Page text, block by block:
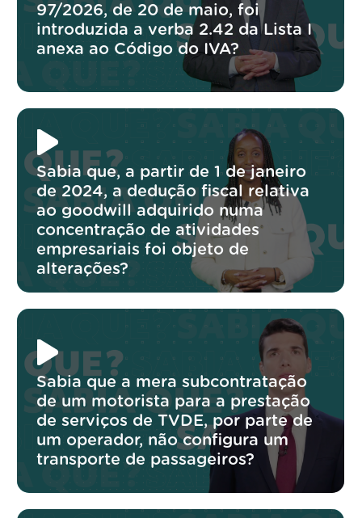
97/2026, de 20 de maio, foi
introduzida a verba 2.42 da Lista I
anexa ao Código do IVA?
Sabia que, a partir de 1 de janeiro
de 2024, a dedução fiscal relativa
ao goodwill adquirido numa
concentração de atividades
empresariais foi objeto de
alterações?
Sabia que a mera subcontratação
de um motorista para a prestação
de serviços de TVDE, por parte de
um operador, não configura um
transporte de passageiros?